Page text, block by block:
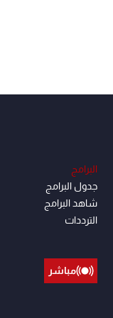
البرامج
جدول البرامج
شاهد البرامج
الترددات
مباشر